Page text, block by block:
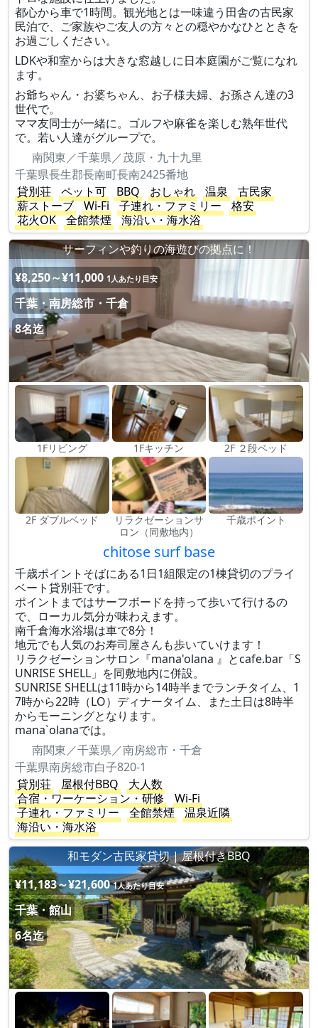
都心から車で1時間。観光地とは一味違う田舎の古民家
民泊で、ご家族やご友人の方々との穏やかなひとときを
お過ごしください。
LDKや和室からは大きな窓越しに日本庭園がご覧になれ
ます。
お爺ちゃん・お婆ちゃん、お子様夫婦、お孫さん達の3
世代で。
ママ友同士が一緒に。ゴルフや麻雀を楽しむ熟年世代
で。若い人達がグループで。
南関東／千葉県／茂原・九十九里
千葉県長生郡長南町長南2425番地
貸別荘
ペット可 BBQ おしゃれ 温泉
古民家
薪ストーブ
Wi-Fi 子連れ・ファミリー
格安
花火OK
全館禁煙
海沿い・海水浴
サーフィンや釣りの海遊びの拠点に！
¥8,250～¥11,000 1人あたり目安
千葉・南房総市・千倉
8名迄
1Fリビング 1Fキッチン 2F ２段ベッド
2F ダブルベッド
リラクゼーションサ
ロン（同敷地内）
千歳ポイント
chitose surf base
千歳ポイントそばにある1日1組限定の1棟貸切のプライ
ベート貸別荘です。
ポイントまではサーフボードを持って歩いて行けるの
で、ローカル気分が味わえます。
南千倉海水浴場は車で8分！
地元でも人気のお寿司屋さんも歩いていけます！
リラクゼーションサロン『mana'olana 』とcafe.bar「S
UNRISE SHELL」を同敷地内に併設。
SUNRISE SHELLは11時から14時半までランチタイム、1
7時から22時（LO）ディナータイム、また土日は8時半
からモーニングとなります。
mana`olanaでは。
南関東／千葉県／南房総市・千倉
千葉県南房総市白子820-1
貸別荘
屋根付BBQ
大人数
合宿・ワーケーション・研修
Wi-Fi
子連れ・ファミリー
全館禁煙
温泉近隣
海沿い・海水浴
和モダン古民家貸切 | 屋根付きBBQ
¥11,183～¥21,600 1人あたり目安
千葉・館山
6名迄